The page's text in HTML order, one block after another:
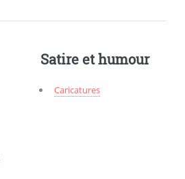
Satire et humour
Caricatures